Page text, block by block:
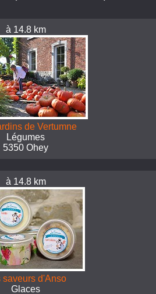
à 14.8 km
de Vertumne
Légumes
5350 Ohey
à 14.8 km
saveurs d'Anso
Glaces